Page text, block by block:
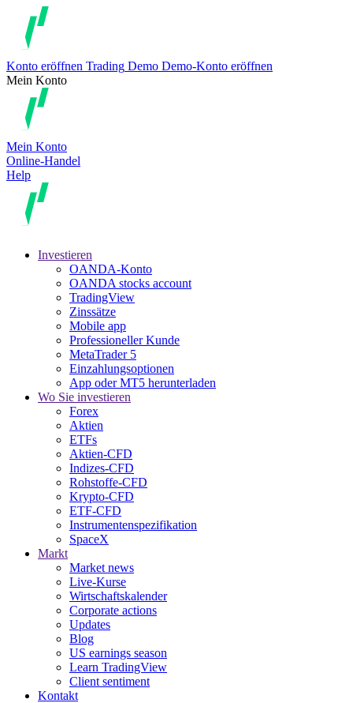
Konto eröffnen Trading Demo Demo-Konto eröffnen
Mein Konto
Mein Konto
Online-Handel
Help
Investieren
OANDA-Konto
OANDA stocks account
TradingView
Zinssätze
Mobile app
Professioneller Kunde
MetaTrader 5
Einzahlungsoptionen
App oder MT5 herunterladen
Wo Sie investieren
Forex
Aktien
ETFs
Aktien-CFD
Indizes-CFD
Rohstoffe-CFD
Krypto-CFD
ETF-CFD
Instrumentenspezifikation
SpaceX
Markt
Market news
Live-Kurse
Wirtschaftskalender
Corporate actions
Updates
Blog
US earnings season
Learn TradingView
Client sentiment
Kontakt